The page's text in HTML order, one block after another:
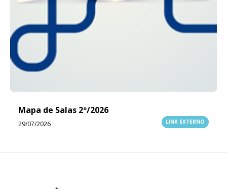
Mapa de Salas 2º/2026
29/07/2026 LINK EXTERNO